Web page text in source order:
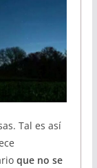
Tal es así
que no se